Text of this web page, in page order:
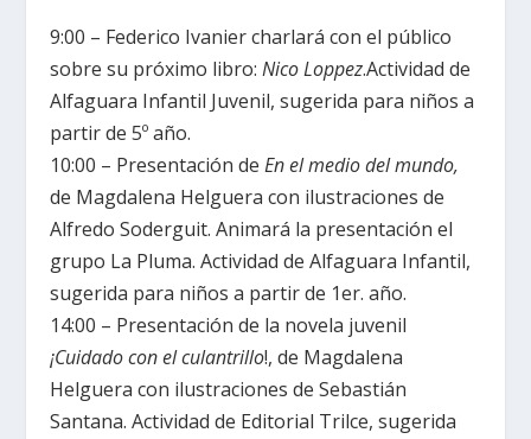
9:00 – Federico Ivanier charlará con el público
sobre su próximo libro:Nico Loppez.Actividad de
Alfaguara Infantil Juvenil, sugerida para niños a
partir de 5º año.
10:00 – Presentación deEn el medio del mundo,
de Magdalena Helguera con ilustraciones de
Alfredo Soderguit. Animará la presentación el
grupo La Pluma. Actividad de Alfaguara Infantil,
sugerida para niños a partir de 1er. año.
14:00 – Presentación de la novela juvenil
¡Cuidado con el culantrillo!, de Magdalena
Helguera con ilustraciones de Sebastián
Santana. Actividad de Editorial Trilce, sugerida